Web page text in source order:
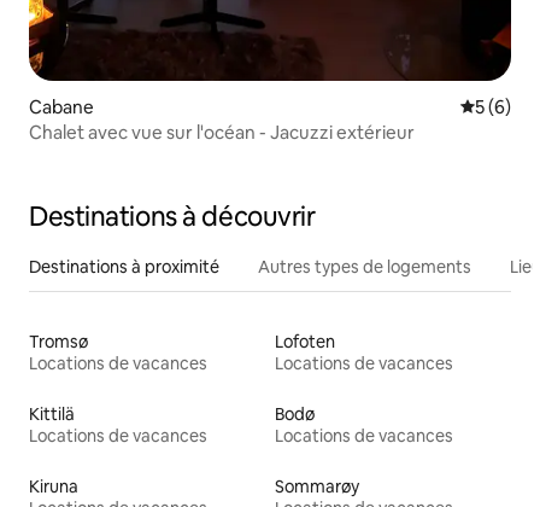
Cabane
5 (6)
Chalet avec vue sur l'océan - Jacuzzi extérieur
Destinations à découvrir
Destinations à proximité Autres types de logements
Tromsø
Locations de vacances
Lofoten
Locations de vacances
Kittilä
Locations de vacances
Bodø
Locations de vacances
Kiruna
Sommarøy